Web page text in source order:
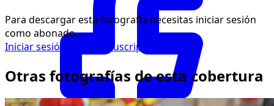
Para descargar esta fotografía necesitas iniciar sesión
como abonado.
Iniciar sesión
Solicitar suscripción
Otras fotografías de esta cobertura